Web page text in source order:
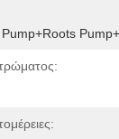
Pump+Roots